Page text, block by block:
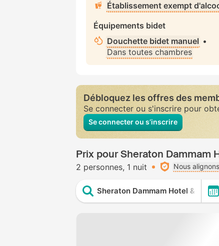
Établissement exempt
Équipements bidet
Douchette bidet manuel •
Dans toutes chambres
Débloquez les offres des
Se connecter ou s'inscrire pour
Se connecter ou s’inscrire
Prix pour Sheraton Dammam
2 personnes 1 nuit Nous
Sheraton Dammam Hotel &